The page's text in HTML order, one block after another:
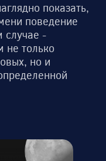
показать,
поведение
случае -
не только
но и